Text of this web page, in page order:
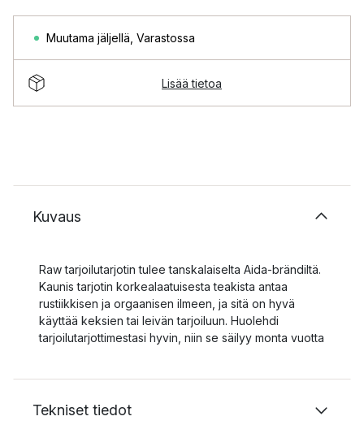
Muutama jäljellä Varastossa
Lisää tietoa
Kuvaus
Raw tarjoilutarjotin tulee tanskalaiselta Aida-brändiltä.
Kaunis tarjotin korkealaatuisesta teakista antaa
rustiikkisen ja orgaanisen ilmeen, ja sitä on hyvä
käyttää keksien tai leivän tarjoiluun. Huolehdi
tarjoilutarjottimestasi hyvin, niin se säilyy monta vuotta
Tekniset tiedot